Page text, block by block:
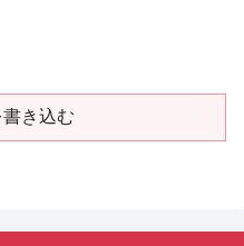
き込む